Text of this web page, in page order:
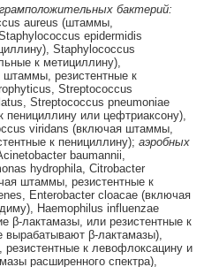
бактерий:
aureus (штаммы,
epidermidis
Staphylococcus
к метициллину),
резистентные к
Streptococcus
Streptococcus pneumoniae
или цефтриаксону),
viridans (включая штаммы,
к пенициллину); аэробных
baumannii,
hydrophila, Citrobacter
штаммы, резистентные к
Enterobacter cloacae (включая
Haemophilus influenzae
лактамазы, или резистентные к
β-лактамазы),
к левофлоксацину и
расширенного спектра),